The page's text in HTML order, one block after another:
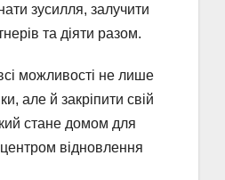
зусилля, залучити
та діяти разом.
можливості не лише
але й закріпити свій
стане домом для
відновлення